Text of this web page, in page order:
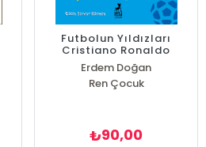
Futbolun Yıldızları
Cristiano Ronaldo
Erdem Doğan
Ren Çocuk
₺90,00